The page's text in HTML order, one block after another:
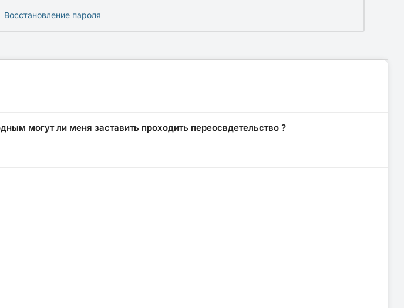
Восстановление пароля
могут ли меня заставить проходить переосвдетельство ?